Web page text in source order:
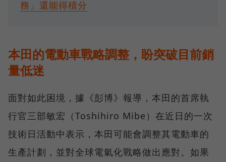
務」還能得積分
本田的電動車戰略調整，盼突破目前銷
量低迷
面對如此困境，據《彭博》報導，本田的首席執
行官三部敏宏（Toshihiro Mibe）在近日的一次
技術日活動中表示，本田可能會調整其電動車的
生產計劃，並對全球電氣化戰略做出應對。如果